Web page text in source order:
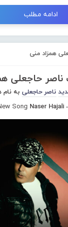
ادامه مطلب
همزاد منی
ناصر حاجعلی
ناصر حاجعلی به نام
Song Naser Hajali